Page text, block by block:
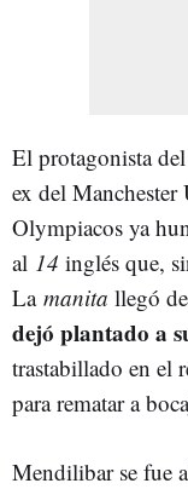
El protagonista
ex del
Olympiacos ya
al 14 inglés que,
La manita llegó
dejó plantado a
trastabillado en el
para rematar a
Mendilibar se fue